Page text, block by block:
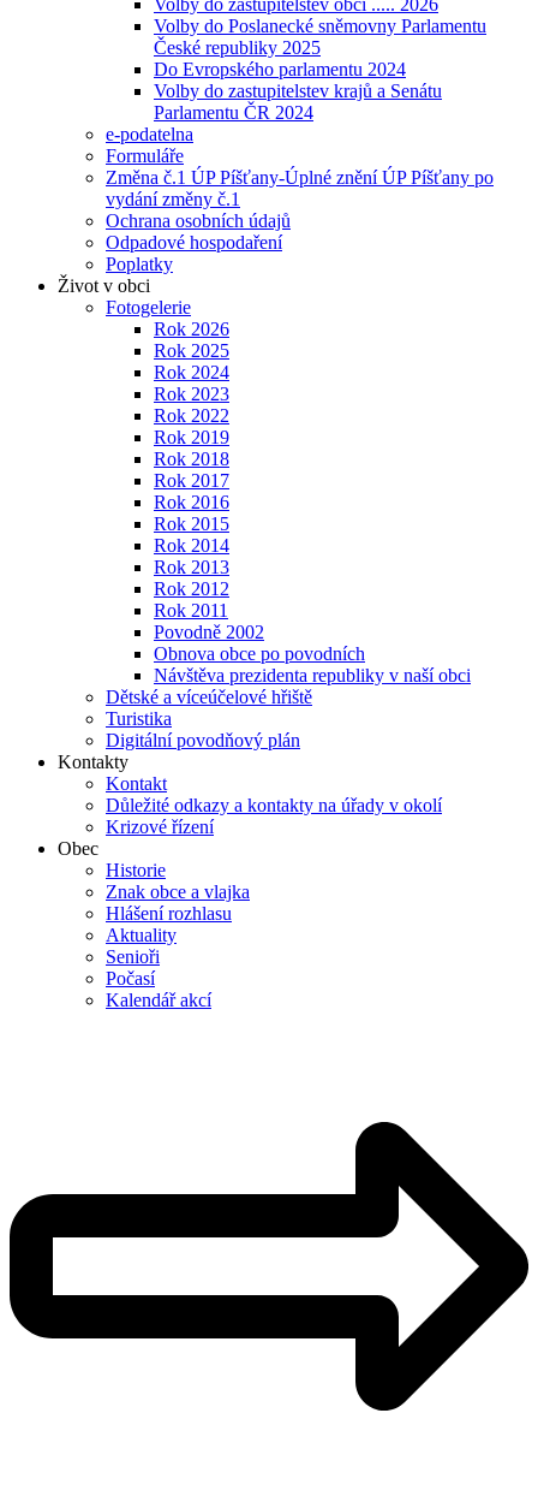
Volby do Poslanecké sněmovny Parlamentu
České republiky 2025
Do Evropského parlamentu 2024
Volby do zastupitelstev krajů a Senátu
Parlamentu ČR 2024
e-podatelna
Formuláře
Změna č.1 ÚP Píšťany-Úplné znění ÚP Píšťany po
vydání změny č.1
Ochrana osobních údajů
Odpadové hospodaření
Poplatky
Život v obci
Fotogelerie
Rok 2026
Rok 2025
Rok 2024
Rok 2023
Rok 2022
Rok 2019
Rok 2018
Rok 2017
Rok 2016
Rok 2015
Rok 2014
Rok 2013
Rok 2012
Rok 2011
Povodně 2002
Obnova obce po povodních
Návštěva prezidenta republiky v naší obci
Dětské a víceúčelové hřiště
Turistika
Digitální povodňový plán
Kontakty
Kontakt
Důležité odkazy a kontakty na úřady v okolí
Krizové řízení
Obec
Historie
Znak obce a vlajka
Hlášení rozhlasu
Aktuality
Senioři
Počasí
Kalendář akcí